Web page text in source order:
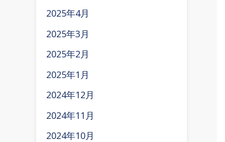
2025年4月
2025年3月
2025年2月
2025年1月
2024年12月
2024年11月
2024年10月